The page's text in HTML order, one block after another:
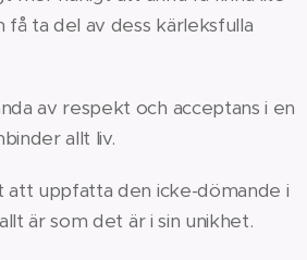
ta del av dess kärleksfulla
av respekt och acceptans i en
allt liv.
att uppfatta den icke-dömande i
är som det är i sin unikhet.